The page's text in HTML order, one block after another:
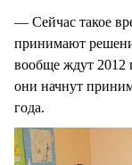
— Сейчас такое
принимают
вообще ждут 2012
они начнут
года.